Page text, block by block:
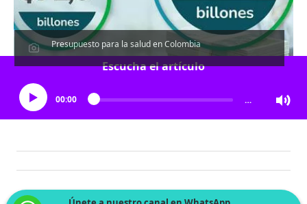
Presupuesto para la salud en Colombia
Escucha el artículo
00:00 …